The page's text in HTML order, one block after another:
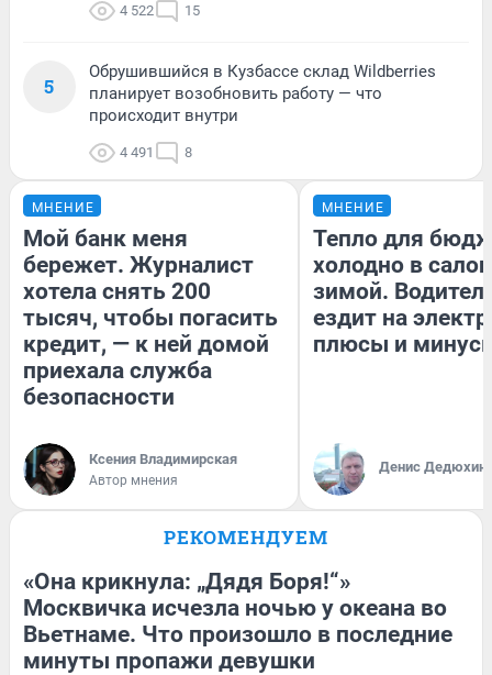
4 522 15
5
Обрушившийся в Кузбассе склад Wildberries
планирует возобновить работу — что
происходит внутри
4 491 8
МНЕНИЕ
Мой банк меня
бережет. Журналист
хотела снять 200
тысяч, чтобы погасить
кредит, — к ней домой
приехала служба
безопасности
Ксения Владимирская
Автор мнения
МНЕНИЕ
Тепло для
холодно в
зимой.
ездит на
плюсы и
Денис Дедюхин
РЕКОМЕНДУЕМ
«Она крикнула: „Дядя Боря!“»
Москвичка исчезла ночью у океана во
Вьетнаме. Что произошло в последние
минуты пропажи девушки